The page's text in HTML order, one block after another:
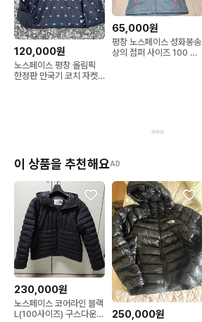
120,000원
노스페이스 평창 올림픽
한정판 만국기 코치 자켓
65,000원
평창 노스페이스 성화봉송
상의 점퍼 사이즈 100 판
이 상품을 추천해요AD
230,000원
노스페이스 코어라인 블랙
L(100사이즈) 구스다운
250,000원